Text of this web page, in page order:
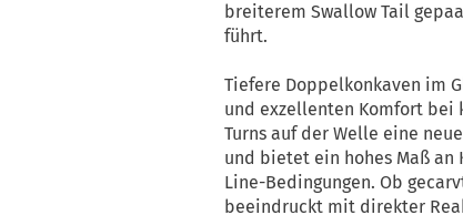
breiterem Swallow Tail
führt.
Tiefere Doppelkonkaven im
und exzellenten Komfort bei
Turns auf der Welle eine
und bietet ein hohes Maß
Line-Bedingungen. Ob
beeindruckt mit direkter